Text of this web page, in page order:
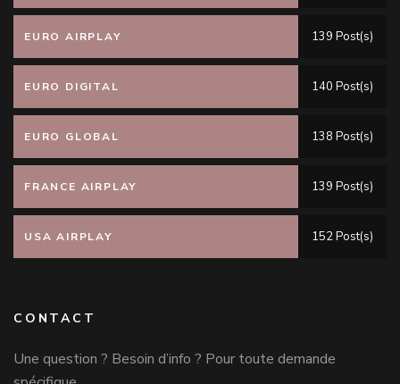
EURO AIRPLAY 139 Post(s)
EURO DIGITAL 140 Post(s)
EURO GLOBAL 138 Post(s)
FRANCE AIRPLAY 139 Post(s)
USA AIRPLAY 152 Post(s)
CONTACT
Une question ? Besoin d’info ? Pour toute demande